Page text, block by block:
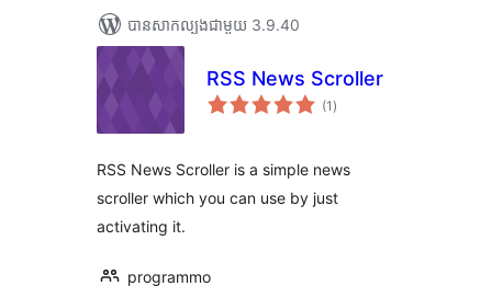
បាន​សាកល្បង​ជាមួយ 3.9.40
RSS News Scroller
(1 ការ
វាយ
)
RSS News Scroller is a simple news
scroller which you can use by just
activating it.
programmo